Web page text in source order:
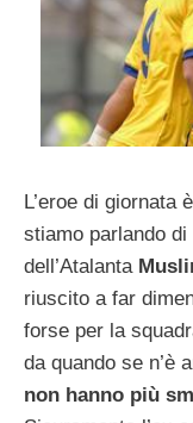
L’eroe di giornata
stiamo parlando di
dell’Atalanta
riuscito a far
forse per la
da quando se n’è
non hanno più